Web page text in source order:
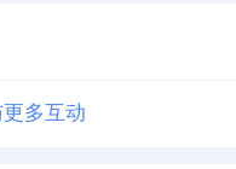
产品差不多得
多互动